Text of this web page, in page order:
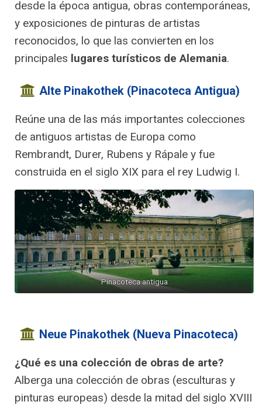
desde la época antigua, obras contemporáneas,
y exposiciones de pinturas de artistas
reconocidos, lo que las convierten en los
principales lugares turísticos de Alemania.
Alte Pinakothek (Pinacoteca Antigua)
Reúne una de las más importantes colecciones
de antiguos artistas de Europa como
Rembrandt, Durer, Rubens y Rápale y fue
construida en el siglo XIX para el rey Ludwig I.
Pinacoteca antigua
Neue Pinakothek (Nueva Pinacoteca)
¿Qué es una colección de obras de arte?
Alberga una colección de obras (esculturas y
pinturas europeas) desde la mitad del siglo XVIII